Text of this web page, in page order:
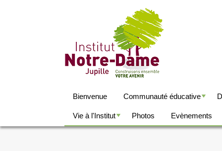
Bienvenue Communauté éducative
Vie à l'Institut Photos Evènements